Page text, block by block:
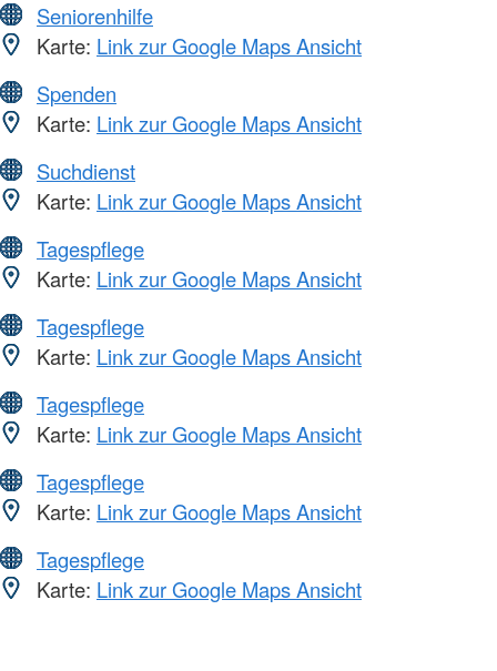
Seniorenhilfe
Karte: Link zur Google Maps Ansicht
Spenden
Karte: Link zur Google Maps Ansicht
Suchdienst
Karte: Link zur Google Maps Ansicht
Tagespflege
Karte: Link zur Google Maps Ansicht
Tagespflege
Karte: Link zur Google Maps Ansicht
Tagespflege
Karte: Link zur Google Maps Ansicht
Tagespflege
Karte: Link zur Google Maps Ansicht
Tagespflege
Karte: Link zur Google Maps Ansicht